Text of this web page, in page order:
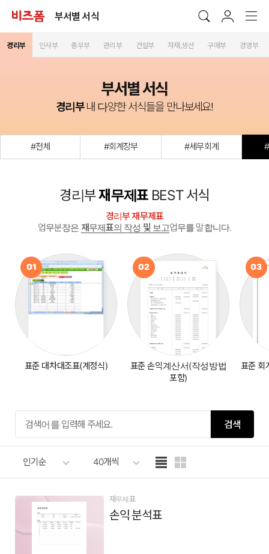
부서별 서식
경리부 인사부 총무부 관리부 건설부 자재,생산 구매부 경영부
부서별 서식
경리부내 다양한 서식들을 만나보세요!
#전체 #회계장부 #세무회계
경리부재무제표 BEST 서식
경리부 재무제표
업무분장은 재무제표의 작성 및 보고업무를 말합니다.
01
표준 대차대조표(계정식)
02
표준 손익계산서(작성방법
포함)
03
표준 회
검색
인기순 40개씩
재무제표
손익 분석표